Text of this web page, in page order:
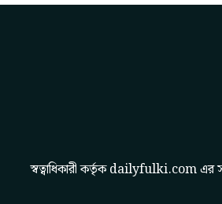
স্বত্বাধিকারী কর্তৃকdailyfulki.comএর